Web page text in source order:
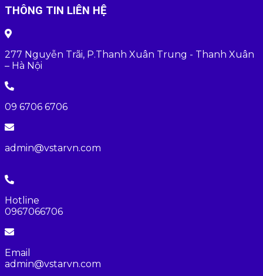
THÔNG TIN LIÊN HỆ
277 Nguyễn Trãi, P.Thanh Xuân Trung - Thanh Xuân
– Hà Nội
09 6706 6706
admin@vstarvn.com
Hotline
0967066706
Email
admin@vstarvn.com